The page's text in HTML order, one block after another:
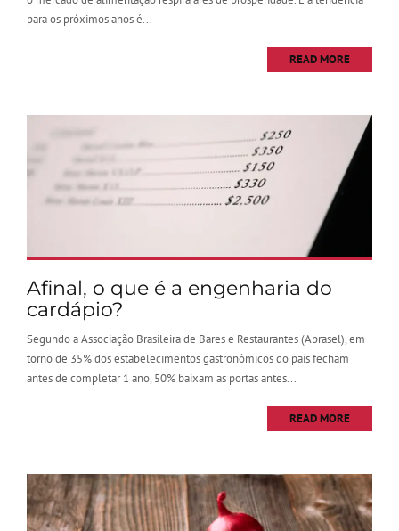
para os próximos anos é...
READ MORE
Afinal, o que é a engenharia do
cardápio?
Segundo a Associação Brasileira de Bares e Restaurantes (Abrasel), em
torno de 35% dos estabelecimentos gastronômicos do país fecham
antes de completar 1 ano, 50% baixam as portas antes...
READ MORE